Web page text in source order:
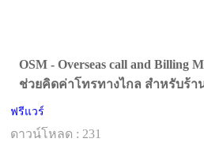
OSM - Overseas call and Billing
ช่วยคิดค่าโทรทางไกล สำหรับร้า
ฟรีแวร์
ดาวน์โหลด : 231